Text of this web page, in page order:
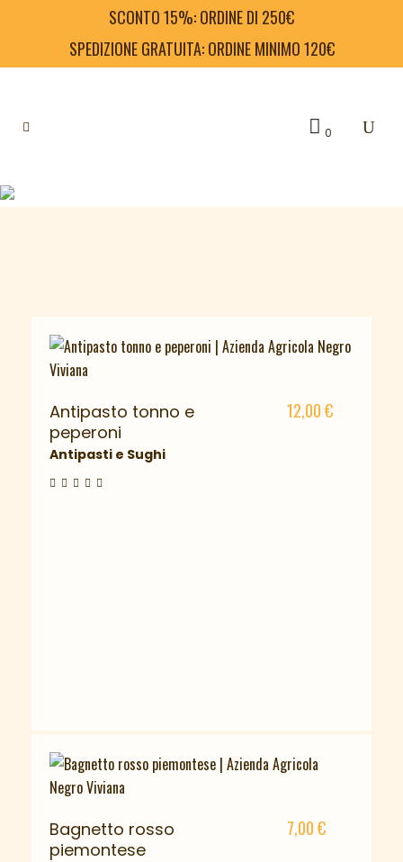
SCONTO 15%: ORDINE DI 250€
SPEDIZIONE GRATUITA: ORDINE MINIMO 120€
0
Antipasto tonno e
peperoni
Antipasti e Sughi
12,00€
Bagnetto rosso
piemontese
7,00€